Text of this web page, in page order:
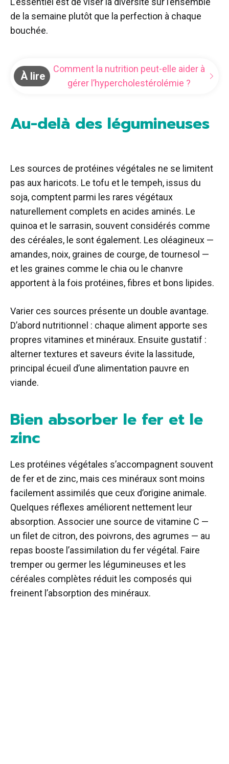
de la semaine plutôt que la perfection à chaque
bouchée.
À lire
Comment la nutrition peut-elle aider à
gérer l’hypercholestérolémie ?
Au-delà des légumineuses
Les sources de protéines végétales ne se limitent
pas aux haricots. Le tofu et le tempeh, issus du
soja, comptent parmi les rares végétaux
naturellement complets en acides aminés. Le
quinoa et le sarrasin, souvent considérés comme
des céréales, le sont également. Les oléagineux —
amandes, noix, graines de courge, de tournesol —
et les graines comme le chia ou le chanvre
apportent à la fois protéines, fibres et bons lipides.
Varier ces sources présente un double avantage.
D’abord nutritionnel : chaque aliment apporte ses
propres vitamines et minéraux. Ensuite gustatif :
alterner textures et saveurs évite la lassitude,
principal écueil d’une alimentation pauvre en
viande.
Bien absorber le fer et le
zinc
Les protéines végétales s’accompagnent souvent
de fer et de zinc, mais ces minéraux sont moins
facilement assimilés que ceux d’origine animale.
Quelques réflexes améliorent nettement leur
absorption. Associer une source de vitamine C —
un filet de citron, des poivrons, des agrumes — au
repas booste l’assimilation du fer végétal. Faire
tremper ou germer les légumineuses et les
céréales complètes réduit les composés qui
freinent l’absorption des minéraux.